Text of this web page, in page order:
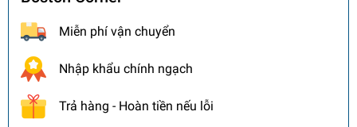
Miễn phí vận chuyển
Nhập khẩu chính ngạch
Trả hàng - Hoàn tiền nếu lỗi